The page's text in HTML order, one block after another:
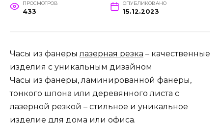
ПРОСМОТРОВ
433
ОПУБЛИКОВАНО
15.12.2023
Часы из фанерылазерная резка – качественные
изделия с уникальным дизайном
Часы из фанеры, ламинированной фанеры,
тонкого шпона или деревянного листа с
лазерной резкой – стильное и уникальное
изделие для дома или офиса.